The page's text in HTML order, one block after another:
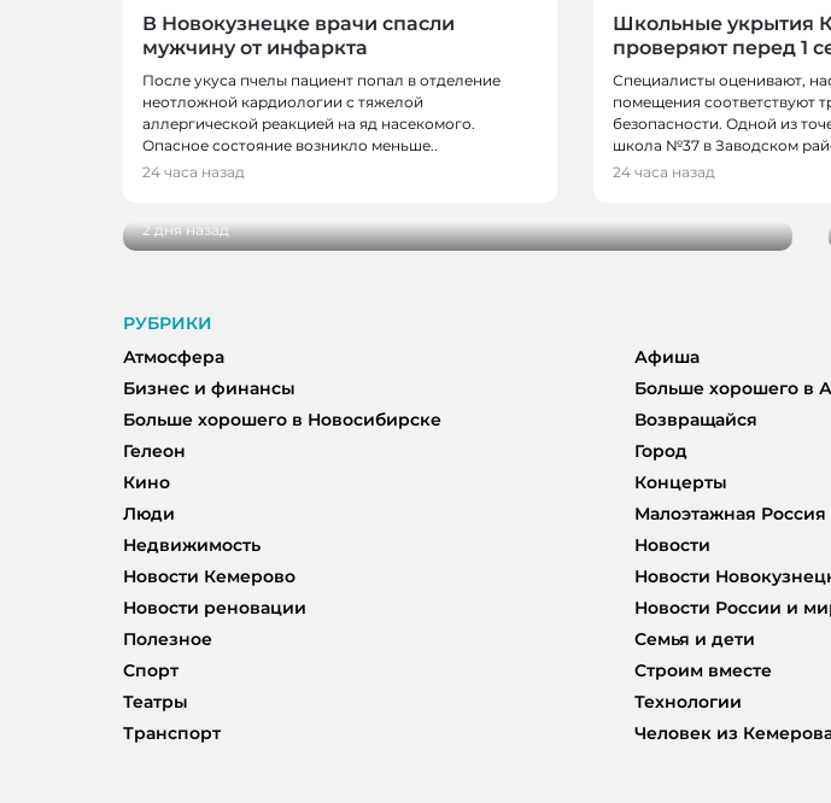
В Новокузнецке врачи спасли
мужчину от инфаркта
После укуса пчелы пациент попал в отделение
неотложной кардиологии с тяжелой
аллергической реакцией на яд насекомого.
Опасное состояние возникло меньше..
24 часа назад
Школьные укрытия
проверяют перед 1
Специалисты оценивают,
помещения соответствуют
безопасности. Одной из
школа №37 в Заводском
24 часа назад
НОВОСТИ
В Кузбассе наградили лучших тренеров, спортсменов и
2 дня назад
РУБРИКИ
Атмосфера
Афиша
Бизнес и финансы
Больше хорошего в
Больше хорошего в Новосибирске
Возвращайся
Гелеон
Город
Кино
Концерты
Люди
Малоэтажная Россия
Недвижимость
Новости
Новости Кемерово
Новости
Новости реновации
Новости России и
Полезное
Семья и дети
Спорт
Строим вместе
Театры
Технологии
Транспорт
Человек из